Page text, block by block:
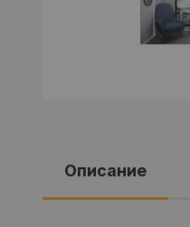
Описание